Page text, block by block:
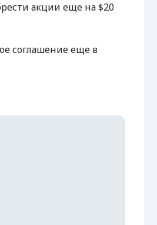
акции еще на $20
соглашение еще в